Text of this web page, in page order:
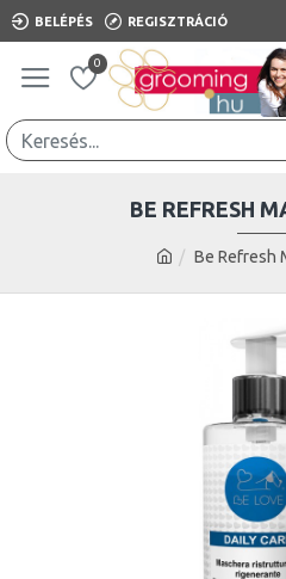
BELÉPÉS REGISZTRÁCIÓ
0
Be Refresh
BE REFRESH